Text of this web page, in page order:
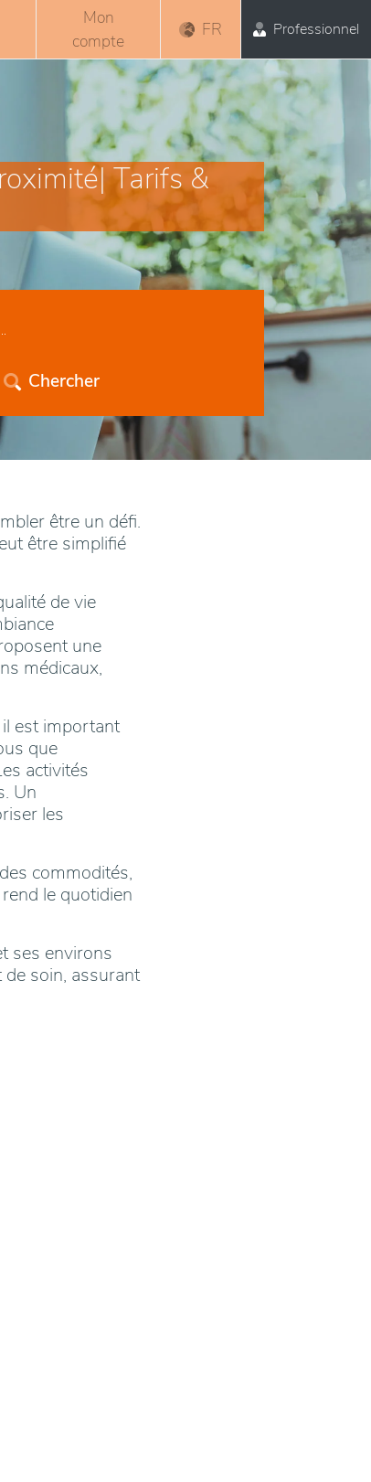
Mon
compte
FR Professionnel
Tarifs &
Chercher
être un défi.
être simplifié
de vie
une
médicaux,
est important
que
activités
Un
les
commodités,
le quotidien
ses environs
soin, assurant